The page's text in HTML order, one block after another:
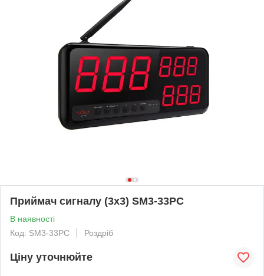
Приймач сигналу (3х3) SM3-33PC
В наявності
Код: SM3-33PС
Роздріб
Ціну уточнюйте